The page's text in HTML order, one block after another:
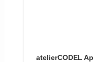
atelierCODEL